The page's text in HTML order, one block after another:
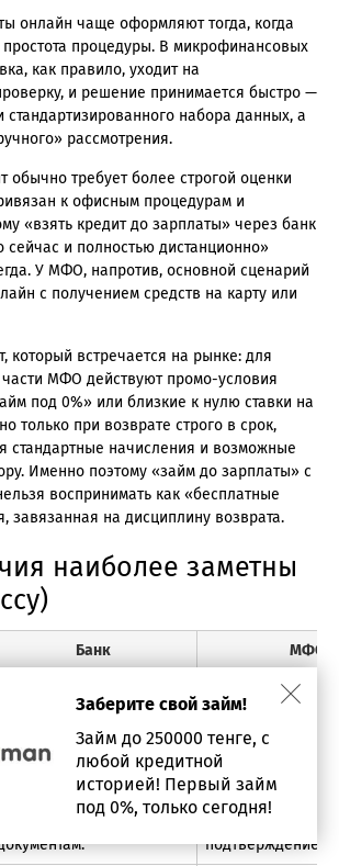
онлайн чаще оформляют тогда, когда
процедуры. В микрофинансовых
как правило, уходит на
и решение принимается быстро —
стандартизированного набора данных, а
рассмотрения.
обычно требует более строгой оценки
к офисным процедурам и
«взять кредит до зарплаты» через банк
и полностью дистанционно»
У МФО, напротив, основной сценарий
с получением средств на карту или
который встречается на рынке: для
МФО действуют промо-условия
под 0%» или близкие к нулю ставки на
только при возврате строго в срок,
стандартные начисления и возможные
Именно поэтому «займ до зарплаты» с
воспринимать как «бесплатные
завязанная на дисциплину возврата.
наиболее заметны
Банк МФО
Чаще строже и дольше
клиента.
Чаще быстрее за
скоринга и
проверки.
Нередко привязка к
офисным процедурам и
Основной
онлайн, с
подтверждением.
Заберите свой займ!
Займ до 250000 тенге, с
любой кредитной
историей! Первый займ
под 0%, только сегодня!